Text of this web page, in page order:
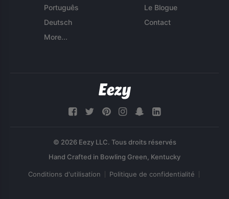
Português
Deutsch
More...
Le Blogue
Contact
© 2026 Eezy LLC. Tous droits réservés
Conditions d'utilisation Politique de confidentialité